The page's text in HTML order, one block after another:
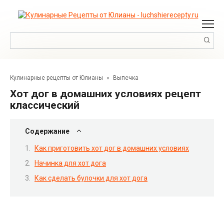
Кулинарные рецепты от Юлианы » Выпечка
Хот дог в домашних условиях рецепт
классический
Содержание
Как приготовить хот дог в домашних условиях
Начинка для хот дога
Как сделать булочки для хот дога